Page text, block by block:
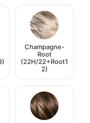
Champagne-
Root
(22H/22+Root1
2)